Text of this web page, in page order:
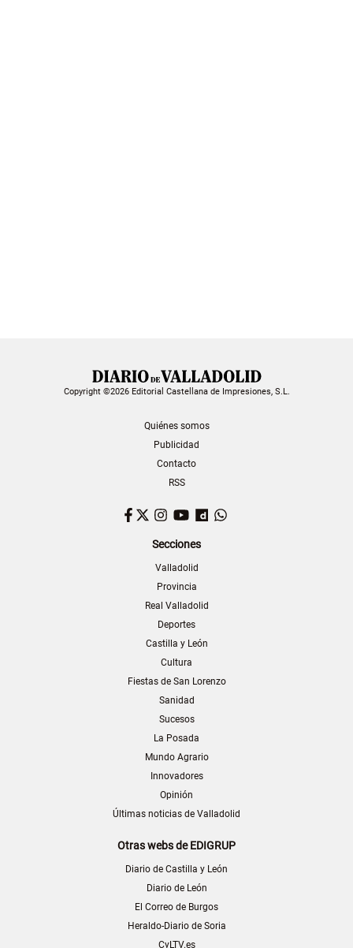
Copyright ©2026 Editorial Castellana de Impresiones, S.L.
Quiénes somos
Publicidad
Contacto
RSS
Facebook
TwitterInstagram
YouTubeDailymotion
Secciones
Valladolid
Provincia
Real Valladolid
Deportes
Castilla y León
Cultura
Fiestas de San Lorenzo
Sanidad
Sucesos
La Posada
Mundo Agrario
Innovadores
Opinión
Últimas noticias de Valladolid
Otras webs de EDIGRUP
Diario de Castilla y León
Diario de León
El Correo de Burgos
Heraldo-Diario de Soria
CyLTV.es